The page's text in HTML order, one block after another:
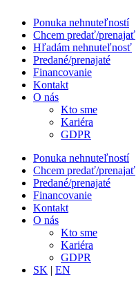
Ponuka nehnuteľností
Chcem predať/prenajať
Hľadám nehnuteľnosť
Predané/prenajaté
Financovanie
Kontakt
O nás
Kto sme
Kariéra
GDPR
Ponuka nehnuteľností
Chcem predať/prenajať
Predané/prenajaté
Financovanie
Kontakt
O nás
Kto sme
Kariéra
GDPR
SK | EN